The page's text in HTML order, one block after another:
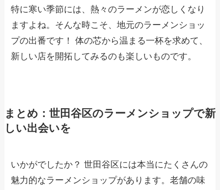
特に寒い季節には、熱々のラーメンが恋しくなり
ますよね。そんな時こそ、地元のラーメンショッ
プの出番です！ 体の芯から温まる一杯を求めて、
新しい店を開拓してみるのも楽しいものです。
まとめ：世田谷区のラーメンショップで新
しい出会いを
いかがでしたか？ 世田谷区には本当にたくさんの
魅力的なラーメンショップがあります。老舗の味